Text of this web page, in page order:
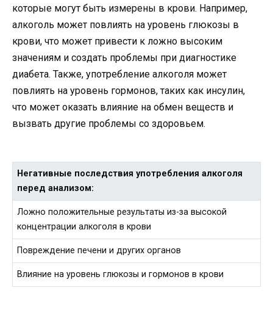
которые могут быть измерены в крови. Например,
алкоголь может повлиять на уровень глюкозы в
крови, что может привести к ложно высоким
значениям и создать проблемы при диагностике
диабета. Также, употребление алкоголя может
повлиять на уровень гормонов, таких как инсулин,
что может оказать влияние на обмен веществ и
вызвать другие проблемы со здоровьем.
Негативные последствия употребления алкоголя
перед анализом:
Ложно положительные результаты из-за высокой
концентрации алкоголя в крови
Повреждение печени и других органов
Влияние на уровень глюкозы и гормонов в крови